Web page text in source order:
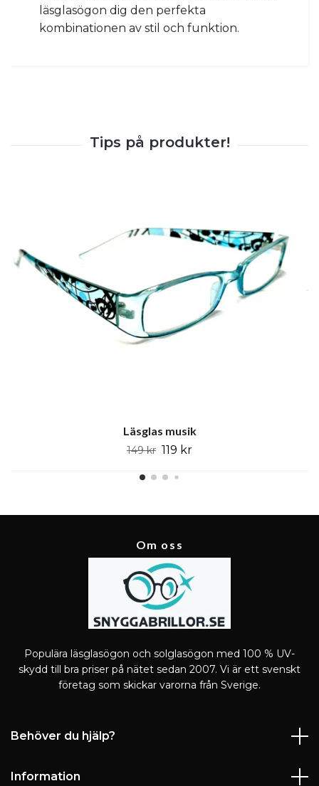
läsglasögon dig den perfekta
kombinationen av stil och funktion.
Läsglas musik
149 kr 119 kr
Om oss
Populära läsglasögon och solglasögon med 100 % UV-
skydd till bra priser på nätet sedan 2007. Vi är ett svenskt
företag som skickar varorna från Sverige.
Behöver du hjälp?
Information